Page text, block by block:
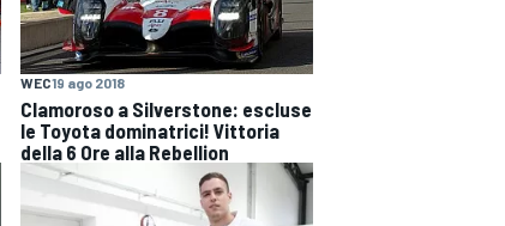
WEC19 ago 2018
Clamoroso a Silverstone: escluse
le Toyota dominatrici! Vittoria
della 6 Ore alla Rebellion